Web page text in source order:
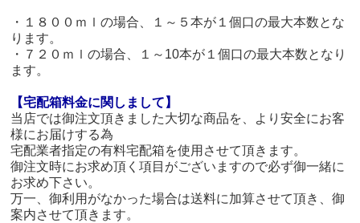
・１８００ｍｌの場合、１～５本が１個口の最大本数とな
ります。
・７２０ｍｌの場合、１～10本が１個口の最大本数となり
ます。
【宅配箱料金に関しまして】
当店では御注文頂きました大切な商品を、より安全にお客
様にお届けする為
宅配業者指定の有料宅配箱を使用させて頂きます。
御注文時にお求め頂く項目がございますので必ず御一緒に
お求め下さい。
万一、御利用がなかった場合は送料に加算させて頂き、御
案内させて頂きます。